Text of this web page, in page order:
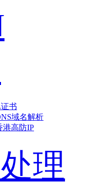
证书
域名解析
港高防IP
理